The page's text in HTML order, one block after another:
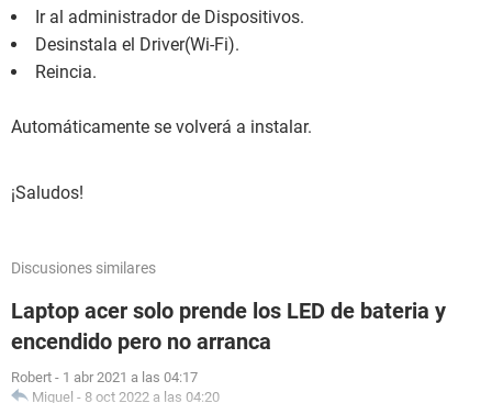
Ir al administrador de Dispositivos.
Desinstala el Driver(Wi-Fi).
Reincia.
Automáticamente se volverá a instalar.
¡Saludos!
Discusiones similares
Laptop acer solo prende los LED de bateria y
encendido pero no arranca
Robert - 1 abr 2021 a las 04:17
Miguel - 8 oct 2022 a las 04:20